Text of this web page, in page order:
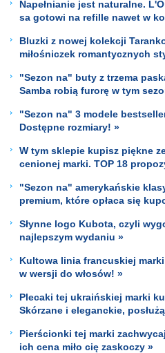
Napełnianie jest naturalne.
sa gotowi na refille nawet w
Bluzki z nowej kolekcji
miłośniczek romantycznych
"Sezon na" buty z trzema
Samba robią furorę w tym
"Sezon na" 3 modele
Dostępne rozmiary! »
W tym sklepie kupisz piękne
cenionej marki. TOP 18
"Sezon na" amerykańskie
premium, które opłaca się
Słynne logo Kubota, czyli
najlepszym wydaniu »
Kultowa linia francuskiej
w wersji do włosów! »
Plecaki tej ukraińskiej marki
Skórzane i eleganckie,
Pierścionki tej marki
ich cena miło cię zaskoczy »